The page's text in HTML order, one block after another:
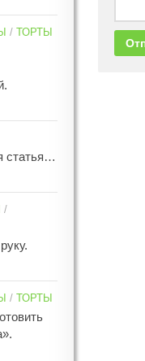
/ ТОРТЫ
статья…
/
/ ТОРТЫ